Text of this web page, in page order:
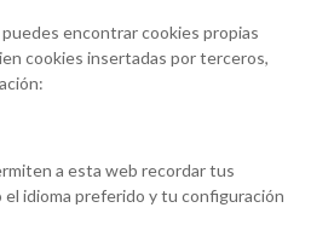
encontrar cookies propias
cookies insertadas por terceros,
a esta web recordar tus
idioma preferido y tu configuración